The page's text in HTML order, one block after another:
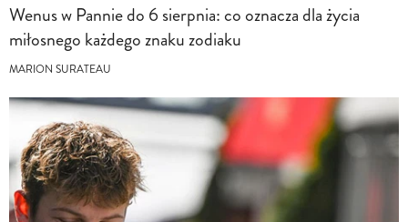
Wenus w Pannie do 6 sierpnia: co oznacza dla życia
miłosnego każdego znaku zodiaku
MARION SURATEAU